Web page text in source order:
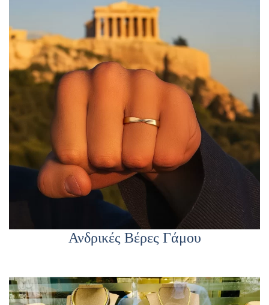
Ανδρικές Βέρες Γάμου